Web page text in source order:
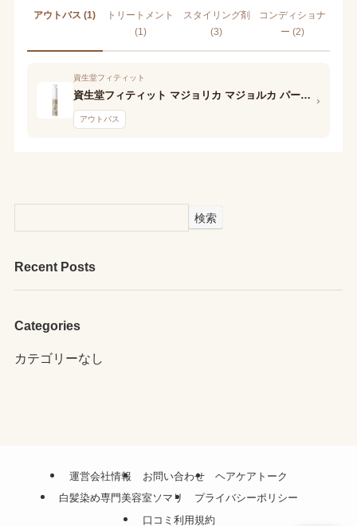
アウトバス (1)
トリートメント
(1)
スタイリング剤
(3)
コンディショナ
ー (2)
資生堂フィティット
資生堂フィティット マジョリカ マジョルカ パーキーパーリージェリー
アウトバス
›
検索
Recent Posts
Categories
カテゴリーなし
運営会社情報 お問い合わせ
ヘアケアトーク
白髪染め専門美容室ソマリ
プライバシーポリシー
口コミ利用規約